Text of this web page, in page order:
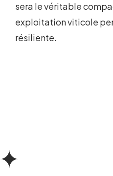
sera le véritable
exploitation viticole
résiliente.